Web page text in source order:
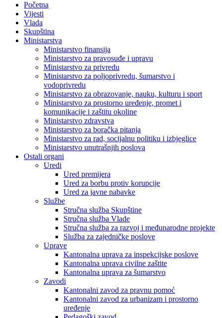
Početna
Vijesti
Vlada
Skupština
Ministarstva
Ministarstvo finansija
Ministarstvo za pravosuđe i upravu
Ministarstvo za privredu
Ministarstvo za poljoprivredu, šumarstvo i
vodoprivredu
Ministarstvo za obrazovanje, nauku, kulturu i sport
Ministarstvo za prostorno uređenje, promet i
komunikacije i zaštitu okoline
Ministarstvo zdravstva
Ministarstvo za boračka pitanja
Ministarstvo za rad, socijalnu politiku i izbjeglice
Ministarstvo unutrašnjih poslova
Ostali organi
Uredi
Ured premijera
Ured za borbu protiv korupcije
Ured za javne nabavke
Službe
Stručna služba Skupštine
Stručna služba Vlade
Stručna služba za razvoj i međunarodne projekte
Služba za zajedničke poslove
Uprave
Kantonalna uprava za inspekcijske poslove
Kantonalna uprava civilne zaštite
Kantonalna uprava za šumarstvo
Zavodi
Kantonalni zavod za pravnu pomoć
Kantonalni zavod za urbanizam i prostorno
uređenje